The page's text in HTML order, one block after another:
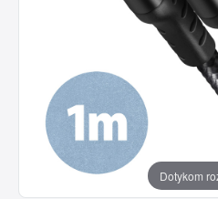
Dotykom